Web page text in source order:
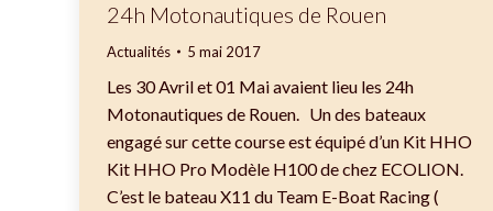
24h Motonautiques de Rouen
Actualités 5 mai 2017
Les 30 Avril et 01 Mai avaient lieu les 24h
Motonautiques de Rouen. Un des bateaux
engagé sur cette course est équipé d’un Kit HHO
Kit HHO Pro Modèle H100 de chez ECOLION.
C’est le bateau X11 du Team E-Boat Racing (